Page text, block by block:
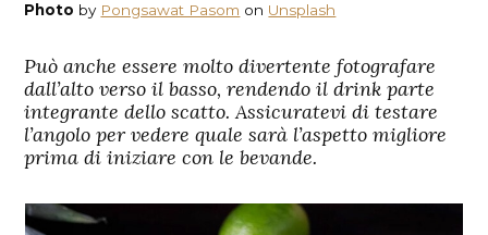
Photo by Pongsawat Pasom on Unsplash
Può anche essere molto divertente fotografare
dall’alto verso il basso, rendendo il drink parte
integrante dello scatto. Assicuratevi di testare
l’angolo per vedere quale sarà l’aspetto migliore
prima di iniziare con le bevande.